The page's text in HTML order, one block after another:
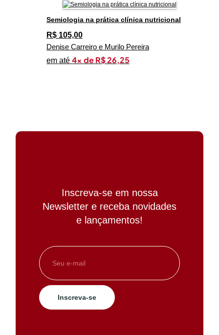
Semiologia na prática clínica nutricional
R$ 105,00
Denise Carreiro e Murilo Pereira
em até 4x de R$ 26,25
Inscreva-se em nossa
Newsletter e receba novidades
e lançamentos!
Inscreva-se